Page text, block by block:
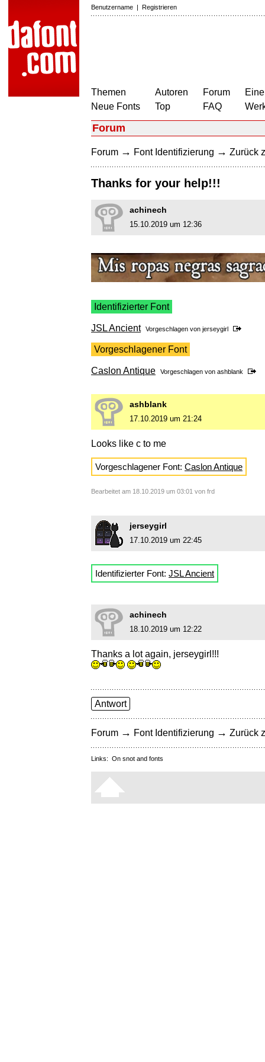
Benutzername | Registrieren
Themen
Neue Fonts
Autoren
Top
Forum
FAQ
Forum
Forum → Font Identifizierung → Zurück
Thanks for your help!!!
achinech
15.10.2019 um 12:36
Identifizierter Font
JSL Ancient Vorgeschlagen von jerseygirl
Vorgeschlagener Font
Caslon Antique Vorgeschlagen von ashblank
ashblank
17.10.2019 um 21:24
Looks like c to me
Vorgeschlagener Font: Caslon Antique
Bearbeitet am 18.10.2019 um 03:01 von frd
jerseygirl
17.10.2019 um 22:45
Identifizierter Font: JSL Ancient
achinech
18.10.2019 um 12:22
Thanks a lot again, jerseygirl!!!
Antwort
Forum → Font Identifizierung → Zurück
Links: On snot and fonts